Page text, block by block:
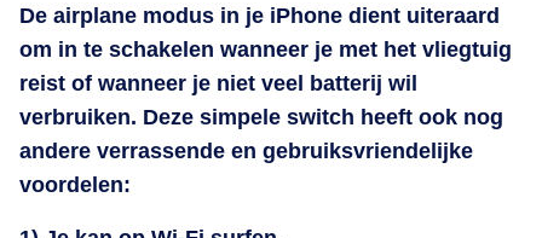
De airplane modus in je iPhone dient uiteraard
om in te schakelen wanneer je met het vliegtuig
reist of wanneer je niet veel batterij wil
verbruiken. Deze simpele switch heeft ook nog
andere verrassende en gebruiksvriendelijke
voordelen: